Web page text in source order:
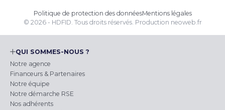
Politique de protection des donnéesMentions légales
© 2026 - HDFID. Tous droits réservés. Production neoweb.fr
QUI SOMMES-NOUS ?
Notre agence
Financeurs & Partenaires
Notre équipe
Notre démarche RSE
Nos adhérents